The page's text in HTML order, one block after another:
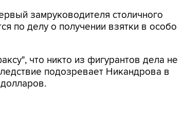
замруководителя столичного
по делу о получении взятки в особо
что никто из фигурантов дела не
подозревает Никандрова в